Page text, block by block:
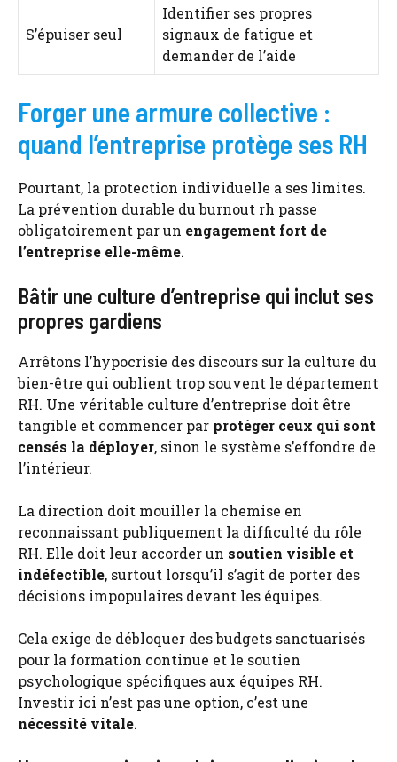
S’épuiser seul
Identifier ses propres
signaux de fatigue et
demander de l’aide
Forger une armure collective :
quand l’entreprise protège ses RH
Pourtant, la protection individuelle a ses limites.
La prévention durable du burnout rh passe
obligatoirement par un engagement fort de
l’entreprise elle-même.
Bâtir une culture d’entreprise qui inclut ses
propres gardiens
Arrêtons l’hypocrisie des discours sur la culture du
bien-être qui oublient trop souvent le département
RH. Une véritable culture d’entreprise doit être
tangible et commencer par protéger ceux qui sont
censés la déployer, sinon le système s’effondre de
l’intérieur.
La direction doit mouiller la chemise en
reconnaissant publiquement la difficulté du rôle
RH. Elle doit leur accorder un soutien visible et
indéfectible, surtout lorsqu’il s’agit de porter des
décisions impopulaires devant les équipes.
Cela exige de débloquer des budgets sanctuarisés
pour la formation continue et le soutien
psychologique spécifiques aux équipes RH.
Investir ici n’est pas une option, c’est une
nécessité vitale.